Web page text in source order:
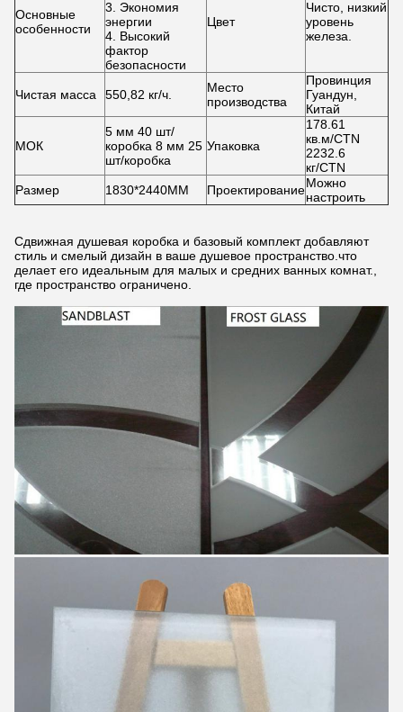
Основные
особенности
3. Экономия
энергии
4. Высокий
фактор
безопасности
Цвет
Чисто, низкий
уровень
железа.
Чистая масса 550,82 кг/ч.
Место
производства
Провинция
Гуандун,
Китай
МОК
5 мм 40 шт/
коробка 8 мм 25
шт/коробка
Упаковка
178.61
кв.м/CTN
2232.6
кг/CTN
Размер
1830*2440MM ПроектированиеМожно
настроить
Сдвижная душевая коробка и базовый комплект добавляют
стиль и смелый дизайн в ваше душевое пространство.что
делает его идеальным для малых и средних ванных комнат.,
где пространство ограничено.